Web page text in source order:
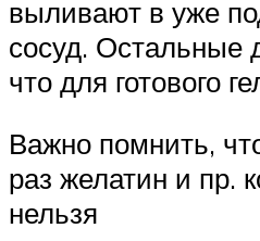
выливают в уже
сосуд. Остальные
что для готового
Важно помнить,
раз желатин и пр.
нельзя